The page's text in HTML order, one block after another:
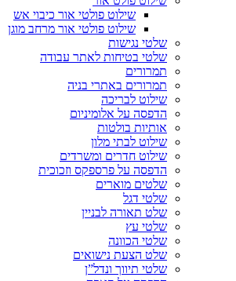
שילוט פולטי אור כיבוי אש
שילוט פולטי אור מרחב מוגן
שלטי נגישות
שלטי בטיחות לאתר עבודה
תמרורים
תמרורים באתרי בניה
שילוט לבריכה
הדפסה על אלומיניום
אותיות בולטות
שילוט לבתי מלון
שילוט חדרים ומשרדים
הדפסה על פרספקס וזכוכית
שלטים מוארים
שלטי דגל
שלט תאורה לבניין
שלטי עץ
שלטי הכוונה
שלט הצעת נישואים
שלטי תיווך ונדל”ן